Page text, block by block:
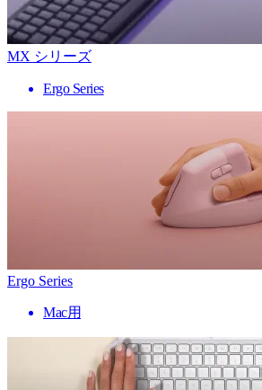
MX シリーズ
Ergo Series
Ergo Series
Mac用